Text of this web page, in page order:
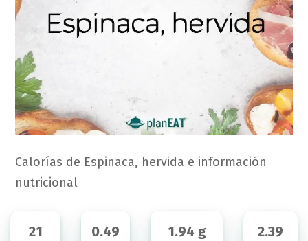
Calorías de Espinaca, hervida e información
nutricional
21
0.49
1.94 g
2.39